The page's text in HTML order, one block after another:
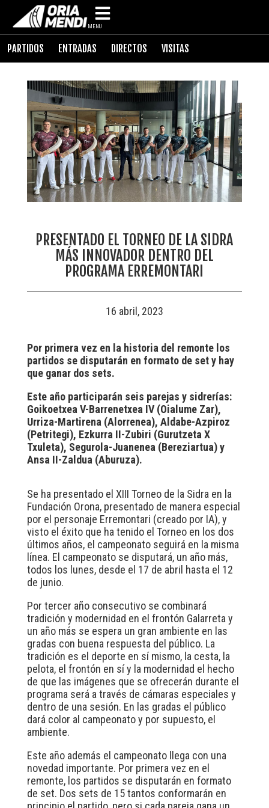
MENU
PARTIDOS ENTRADAS DIRECTOS VISITAS
PRESENTADO EL TORNEO DE LA SIDRA
MÁS INNOVADOR DENTRO DEL
PROGRAMA ERREMONTARI
16 abril, 2023
Por primera vez en la historia del remonte los
partidos se disputarán en formato de set y hay
que ganar dos sets.
Este año participarán seis parejas y sidrerías:
Goikoetxea V-Barrenetxea IV (Oialume Zar),
Urriza-Martirena (Alorrenea), Aldabe-Azpiroz
(Petritegi), Ezkurra II-Zubiri (Gurutzeta X
Txuleta), Segurola-Juanenea (Bereziartua) y
Ansa II-Zaldua (Aburuza).
Se ha presentado el XIII Torneo de la Sidra en la
Fundación Orona, presentado de manera especial
por el personaje Erremontari (creado por IA), y
visto el éxito que ha tenido el Torneo en los dos
últimos años, el campeonato seguirá en la misma
línea. El campeonato se disputará, un año más,
todos los lunes, desde el 17 de abril hasta el 12
de junio.
Por tercer año consecutivo se combinará
tradición y modernidad en el frontón Galarreta y
un año más se espera un gran ambiente en las
gradas con buena respuesta del público. La
tradición es el deporte en sí mismo, la cesta, la
pelota, el frontón en sí y la modernidad el hecho
de que las imágenes que se ofrecerán durante el
programa será a través de cámaras especiales y
dentro de una sesión. En las gradas el público
dará color al campeonato y por supuesto, el
ambiente.
Este año además el campeonato llega con una
novedad importante. Por primera vez en el
remonte, los partidos se disputarán en formato
de set. Dos sets de 15 tantos conformarán en